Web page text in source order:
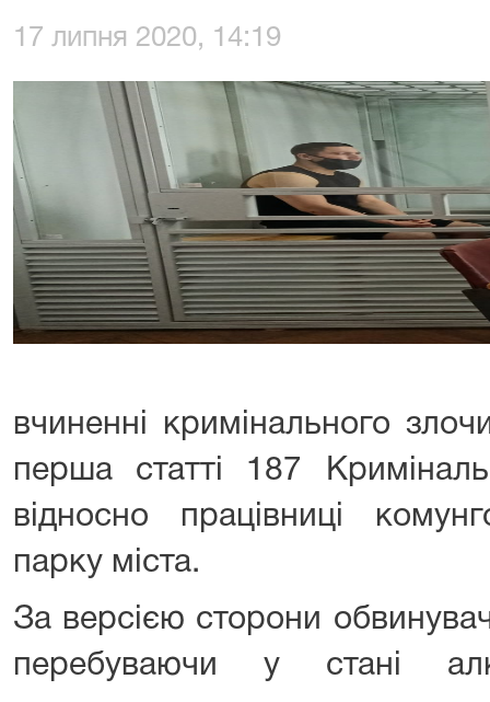
17 липня 2020, 14:19
вчиненні кримінального
перша статті 187
відносно працівниці
парку міста.
За версією сторони
перебуваючи у стані